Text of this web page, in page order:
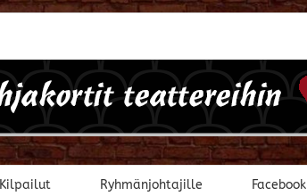
Kilpailut Ryhmänjohtajille Facebook